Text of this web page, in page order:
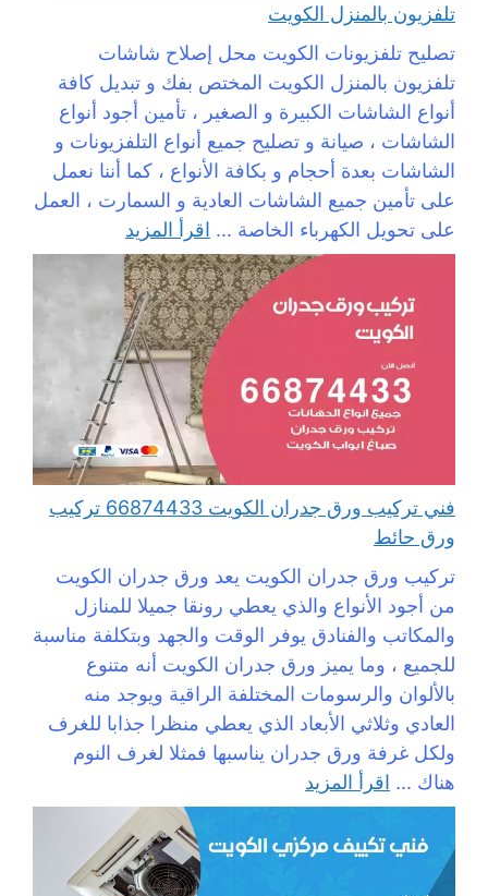
تلفزيون بالمنزل الكويت
تصليح تلفزيونات الكويت محل إصلاح شاشات
تلفزيون بالمنزل الكويت المختص بفك و تبديل كافة
أنواع الشاشات الكبيرة و الصغير ، تأمين أجود أنواع
الشاشات ، صيانة و تصليح جميع أنواع التلفزيونات و
الشاشات بعدة أحجام و بكافة الأنواع ، كما أننا نعمل
على تأمين جميع الشاشات العادية و السمارت ، العمل
على تحويل الكهرباء الخاصة ... اقرأ المزيد
فني تركيب ورق جدران الكويت 66874433 تركيب
ورق حائط
تركيب ورق جدران الكويت يعد ورق جدران الكويت
من أجود الأنواع والذي يعطي رونقا جميلا للمنازل
والمكاتب والفنادق يوفر الوقت والجهد وبتكلفة مناسبة
للجميع ، وما يميز ورق جدران الكويت أنه متنوع
بالألوان والرسومات المختلفة الراقية ويوجد منه
العادي وثلاثي الأبعاد الذي يعطي منظرا جذابا للغرف
ولكل غرفة ورق جدران يناسبها فمثلا لغرف النوم
هناك ... اقرأ المزيد